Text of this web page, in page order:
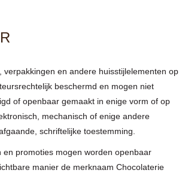
verpakkingen en andere huisstijlelementen op
beschermd en mogen niet
of openbaar gemaakt in enige vorm of op
mechanisch of enige andere
schriftelijke toestemming.
en promoties mogen worden openbaar
manier de merknaam Chocolaterie